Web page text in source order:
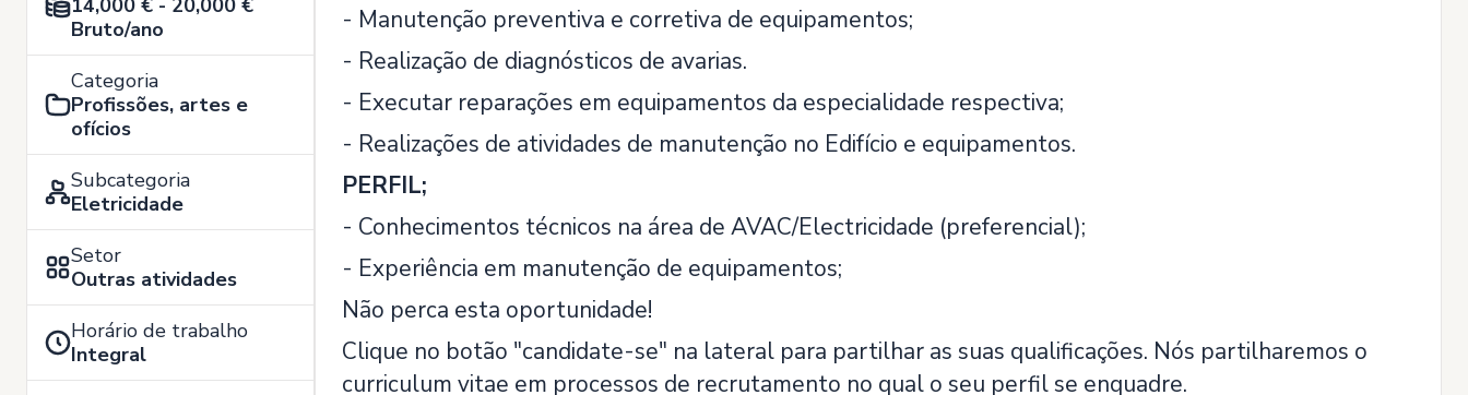
14,000 € - 20,000 €
Bruto/ano
Categoria
Profissões, artes e
ofícios
Subcategoria
Eletricidade
Setor
Outras atividades
Horário de trabalho
Integral
- Manutenção preventiva e corretiva de equipamentos;
- Realização de diagnósticos de avarias.
- Executar reparações em equipamentos da especialidade respectiva;
- Realizações de atividades de manutenção no Edifício e equipamentos.
PERFIL;
- Conhecimentos técnicos na área de AVAC/Electricidade (preferencial);
- Experiência em manutenção de equipamentos;
Não perca esta oportunidade!
Clique no botão "candidate-se" na lateral para partilhar as suas qualificações. Nós partilharemos o
curriculum vitae em processos de recrutamento no qual o seu perfil se enquadre.